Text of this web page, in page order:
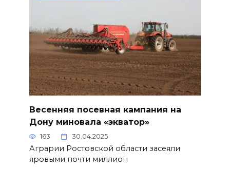
Весенняя посевная кампания на
Дону миновала «экватор»
163 30.04.2025
Аграрии Ростовской области засеяли
яровыми почти миллион